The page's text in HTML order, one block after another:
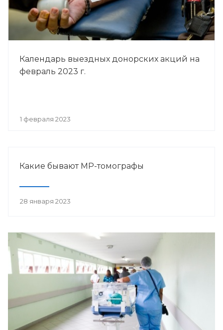
Календарь выездных донорских акций на
февраль 2023 г.
1 февраля 2023
Какие бывают МР-томографы
28 января 2023